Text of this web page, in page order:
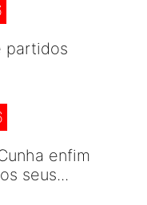
partidos
enfim
seus...